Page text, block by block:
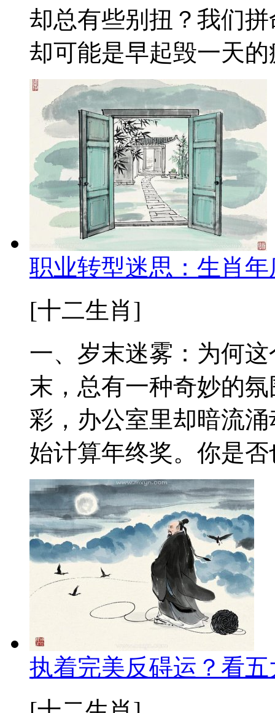
却总有些别扭？我们
却可能是早起毁一天
职业转型迷思：生肖
[十二生肖]
一、岁末迷雾：为何
末，总有一种奇妙的
彩，办公室里却暗流
始计算年终奖。你是
执着完美反碍运？看